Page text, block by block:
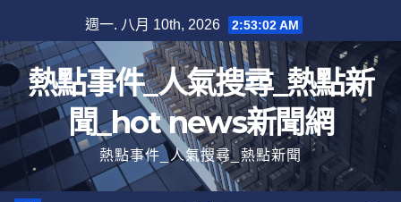
至
內
容
週一. 八月 10th, 2026 2:53:03 AM
熱點事件_人氣搜尋_熱點新
聞_hot news新聞網
熱點事件_人氣搜尋_熱點新聞